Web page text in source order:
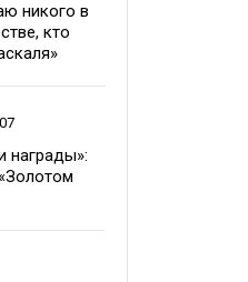
никого в
кто
награды»: